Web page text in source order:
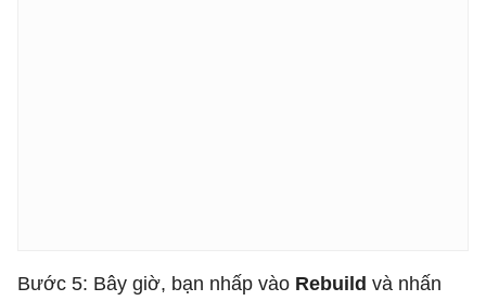
Bước 5: Bây giờ, bạn nhấp vào Rebuild và nhấn